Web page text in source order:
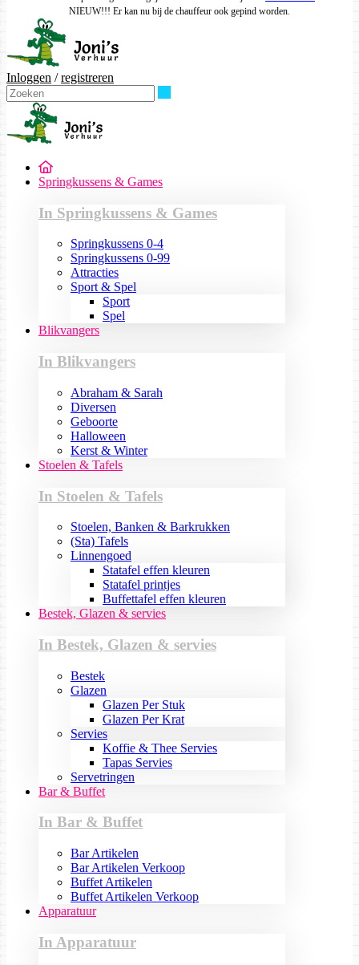
NIEUW!!! Er kan nu bij de chauffeur ook gepind worden.
Inloggen /registreren
Springkussens & Games
In Springkussens & Games
Springkussens 0-4
Springkussens 0-99
Attracties
Sport & Spel
Sport
Spel
Blikvangers
In Blikvangers
Abraham & Sarah
Diversen
Geboorte
Halloween
Kerst & Winter
Stoelen & Tafels
In Stoelen & Tafels
Stoelen, Banken & Barkrukken
(Sta) Tafels
Linnengoed
Statafel effen kleuren
Statafel printjes
Buffettafel effen kleuren
Bestek, Glazen & servies
In Bestek, Glazen & servies
Bestek
Glazen
Glazen Per Stuk
Glazen Per Krat
Servies
Koffie & Thee Servies
Tapas Servies
Servetringen
Bar & Buffet
In Bar & Buffet
Bar Artikelen
Bar Artikelen Verkoop
Buffet Artikelen
Buffet Artikelen Verkoop
Apparatuur
In Apparatuur